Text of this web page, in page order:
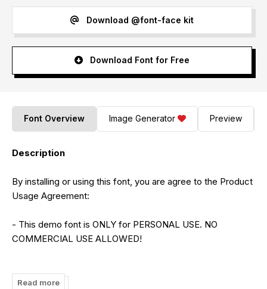
Download @font-face kit
Download Font for Free
Font Overview Image Generator Preview
Description
By installing or using this font, you are agree to the Product
Usage Agreement:
- This demo font is ONLY for PERSONAL USE. NO
COMMERCIAL USE ALLOWED!
license:
Read more